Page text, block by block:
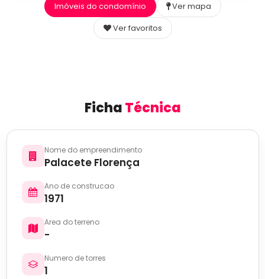
Imóveis do condomínio
Ver mapa
Ver favoritos
FichaTécnica
Nome do empreendimento
Palacete Florença
Ano de construcao
1971
Area do terreno
-
Numero de torres
1